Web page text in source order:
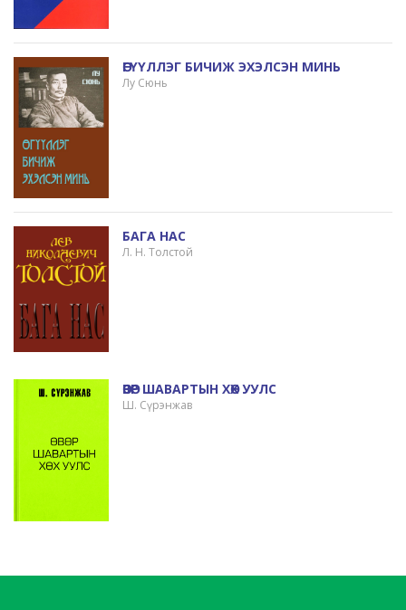
ӨГҮҮЛЛЭГ БИЧИЖ ЭХЭЛСЭН МИНЬ
Лу Сюнь
БАГА НАС
Л. Н. Толстой
ӨВӨР ШАВАРТЫН ХӨХ УУЛС
Ш. Сүрэнжав